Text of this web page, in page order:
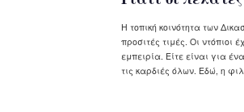
Η τοπική κοινότητα των
προσιτές τιμές. Οι
εμπειρία. Είτε είναι για
τις καρδιές όλων. Εδώ, η